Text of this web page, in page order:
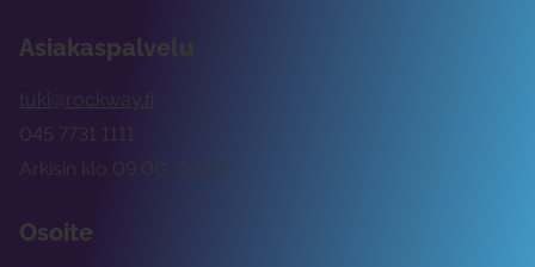
Asiakaspalvelu
tuki@rockway.fi
Arkisin klo 09:00 -15:00
045 7731 1111
Osoite